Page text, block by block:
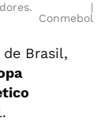
Conmebol
Brasil,